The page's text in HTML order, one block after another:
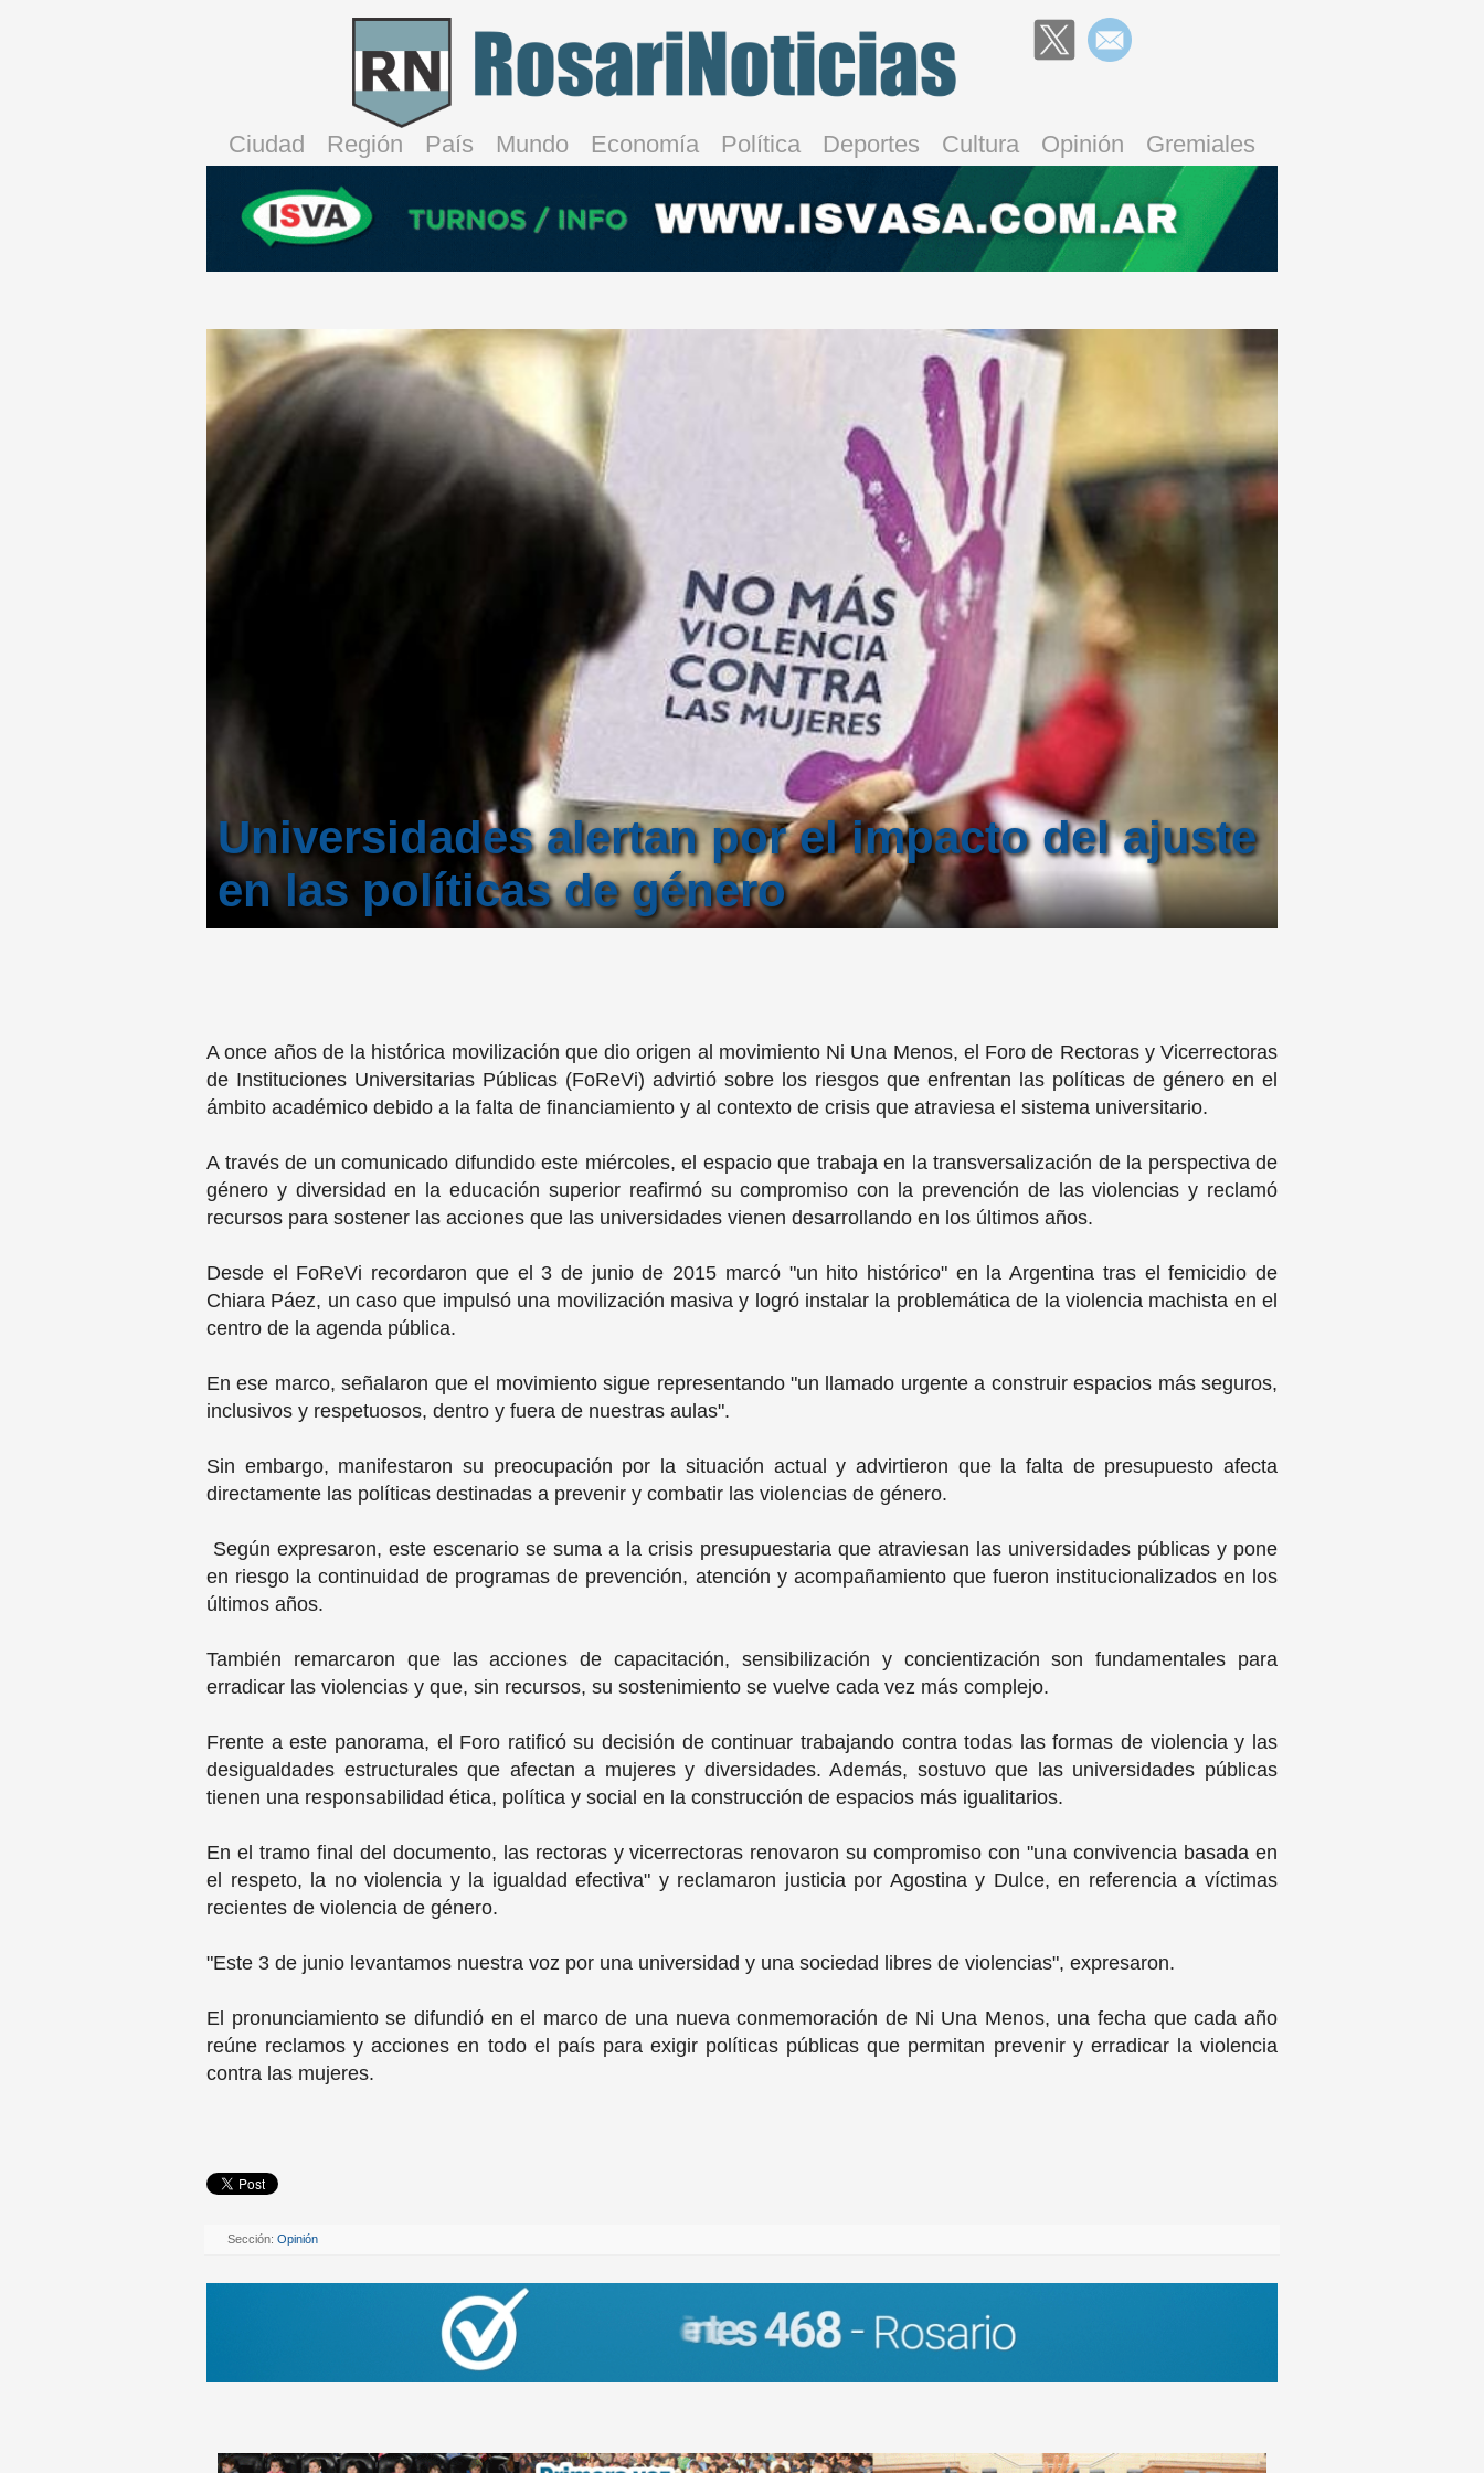
Ciudad Región País Mundo Economía Política Deportes Cultura Opinión Gremiales
Universidades alertan por el impacto del ajuste
en las políticas de género
A once años de la histórica movilización que dio origen al movimiento Ni Una Menos, el Foro de Rectoras y Vicerrectoras
de Instituciones Universitarias Públicas (FoReVi) advirtió sobre los riesgos que enfrentan las políticas de género en el
ámbito académico debido a la falta de financiamiento y al contexto de crisis que atraviesa el sistema universitario.
A través de un comunicado difundido este miércoles, el espacio que trabaja en la transversalización de la perspectiva de
género y diversidad en la educación superior reafirmó su compromiso con la prevención de las violencias y reclamó
recursos para sostener las acciones que las universidades vienen desarrollando en los últimos años.
Desde el FoReVi recordaron que el 3 de junio de 2015 marcó "un hito histórico" en la Argentina tras el femicidio de
Chiara Páez, un caso que impulsó una movilización masiva y logró instalar la problemática de la violencia machista en el
centro de la agenda pública.
En ese marco, señalaron que el movimiento sigue representando "un llamado urgente a construir espacios más seguros,
inclusivos y respetuosos, dentro y fuera de nuestras aulas".
Sin embargo, manifestaron su preocupación por la situación actual y advirtieron que la falta de presupuesto afecta
directamente las políticas destinadas a prevenir y combatir las violencias de género.
Según expresaron, este escenario se suma a la crisis presupuestaria que atraviesan las universidades públicas y pone
en riesgo la continuidad de programas de prevención, atención y acompañamiento que fueron institucionalizados en los
últimos años.
También remarcaron que las acciones de capacitación, sensibilización y concientización son fundamentales para
erradicar las violencias y que, sin recursos, su sostenimiento se vuelve cada vez más complejo.
Frente a este panorama, el Foro ratificó su decisión de continuar trabajando contra todas las formas de violencia y las
desigualdades estructurales que afectan a mujeres y diversidades. Además, sostuvo que las universidades públicas
tienen una responsabilidad ética, política y social en la construcción de espacios más igualitarios.
En el tramo final del documento, las rectoras y vicerrectoras renovaron su compromiso con "una convivencia basada en
el respeto, la no violencia y la igualdad efectiva" y reclamaron justicia por Agostina y Dulce, en referencia a víctimas
recientes de violencia de género.
"Este 3 de junio levantamos nuestra voz por una universidad y una sociedad libres de violencias", expresaron.
El pronunciamiento se difundió en el marco de una nueva conmemoración de Ni Una Menos, una fecha que cada año
reúne reclamos y acciones en todo el país para exigir políticas públicas que permitan prevenir y erradicar la violencia
contra las mujeres.
Sección: Opinión